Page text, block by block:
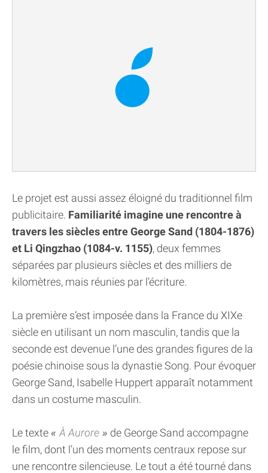
Le projet est aussi assez éloigné du traditionnel film
publicitaire. Familiarité imagine une rencontre à
travers les siècles entre George Sand (1804-1876)
et Li Qingzhao (1084-v. 1155), deux femmes
séparées par plusieurs siècles et des milliers de
kilomètres, mais réunies par l’écriture.
La première s’est imposée dans la France du XIXe
siècle en utilisant un nom masculin, tandis que la
seconde est devenue l’une des grandes figures de la
poésie chinoise sous la dynastie Song. Pour évoquer
George Sand, Isabelle Huppert apparaît notamment
dans un costume masculin.
Le texte À Aurore
de George Sand accompagne
le film, dont l’un des moments centraux repose sur
une rencontre silencieuse. Le tout a été tourné dans